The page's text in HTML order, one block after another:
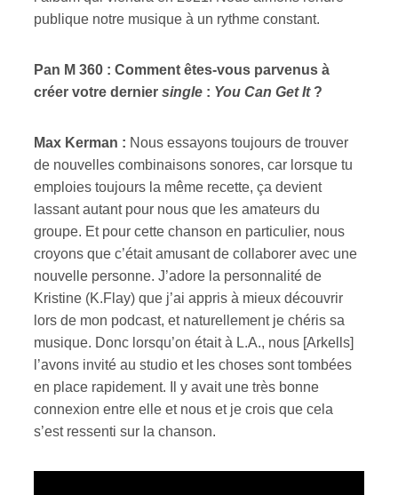
publique notre musique à un rythme constant.
Pan M 360 : Comment êtes-vous parvenus à
créer votre dernier single : You Can Get It?
Max Kerman : Nous essayons toujours de trouver
de nouvelles combinaisons sonores, car lorsque tu
emploies toujours la même recette, ça devient
lassant autant pour nous que les amateurs du
groupe. Et pour cette chanson en particulier, nous
croyons que c’était amusant de collaborer avec une
nouvelle personne. J’adore la personnalité de
Kristine (K.Flay) que j’ai appris à mieux découvrir
lors de mon podcast, et naturellement je chéris sa
musique. Donc lorsqu’on était à L.A., nous [Arkells]
l’avons invité au studio et les choses sont tombées
en place rapidement. Il y avait une très bonne
connexion entre elle et nous et je crois que cela
s’est ressenti sur la chanson.